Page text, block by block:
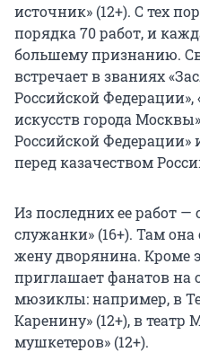
источник» (12+). С тех
порядка 70 работ, и
большему признанию.
встречает в званиях
Российской
искусств города
Российской Федерации»
перед казачеством
Из последних ее работ —
служанки» (16+). Там
жену дворянина. Кроме
приглашает фанатов на
мюзиклы: например, в
Каренину» (12+), в театр
мушкетеров» (12+).